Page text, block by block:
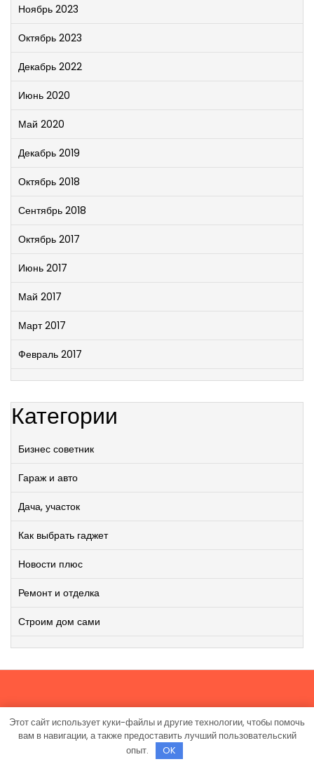
Ноябрь 2023
Октябрь 2023
Декабрь 2022
Июнь 2020
Май 2020
Декабрь 2019
Октябрь 2018
Сентябрь 2018
Октябрь 2017
Июнь 2017
Май 2017
Март 2017
Февраль 2017
Категории
Бизнес советник
Гараж и авто
Дача, участок
Как выбрать гаджет
Новости плюс
Ремонт и отделка
Строим дом сами
Работает на WordPress|Viral News WordPress Theme
TheMagnifico.
Этот сайт использует куки-файлы и другие технологии, чтобы помочь
вам в навигации, а также предоставить лучший пользовательский
опыт.
OK